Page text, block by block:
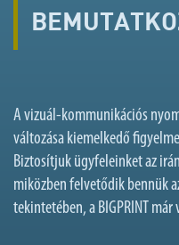
A vizuál-kommunikációs
változása kiemelkedő
Biztosítjuk ügyfeleinket az
miközben felvetődik bennük
tekintetében, a BIGPRINT